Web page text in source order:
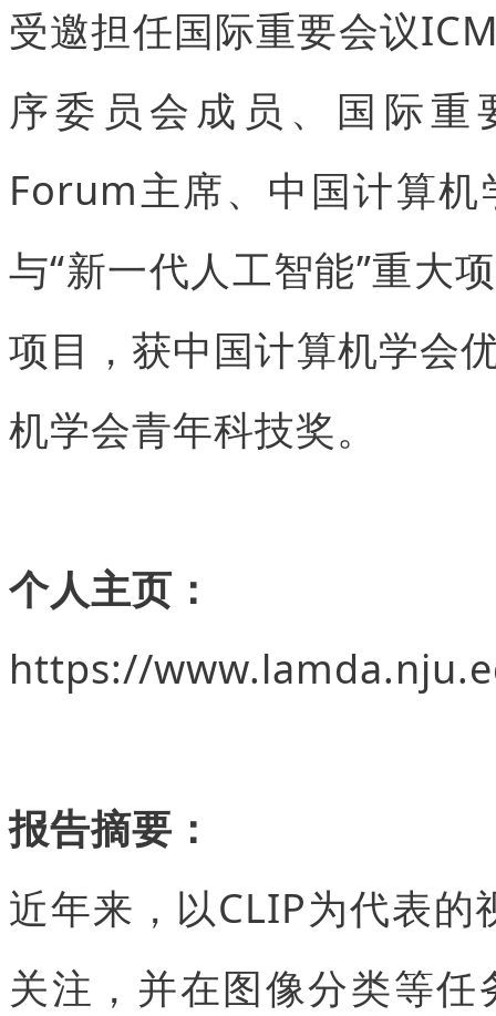
受邀担任国际重要会议
序委员会成员、国际重
Forum主席、中国计算
与“新一代人工智能”重大
项目，获中国计算机学会
机学会青年科技奖。
个人主页：
https://
报告摘要：
近年来，以CLIP为代表
关注，并在图像分类等